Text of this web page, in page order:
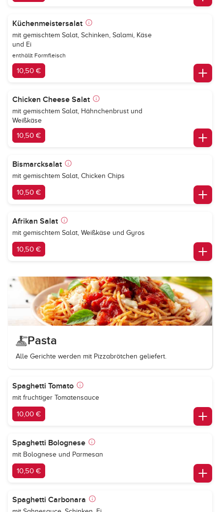
Küchenmeistersalat
mit gemischtem Salat, Schinken, Salami, Käse
und Ei
enthällt Formfleisch
10,50 €
Chicken Cheese Salat
mit gemischtem Salat, Hähnchenbrust und
Weißkäse
10,50 €
Bismarcksalat
mit gemischtem Salat, Chicken Chips
10,50 €
Afrikan Salat
mit gemischtem Salat, Weißkäse und Gyros
10,50 €
Pasta
Alle Gerichte werden mit Pizzabrötchen geliefert.
Spaghetti Tomato
mit fruchtiger Tomatensauce
10,00 €
Spaghetti Bolognese
mit Bolognese und Parmesan
10,50 €
Spaghetti Carbonara